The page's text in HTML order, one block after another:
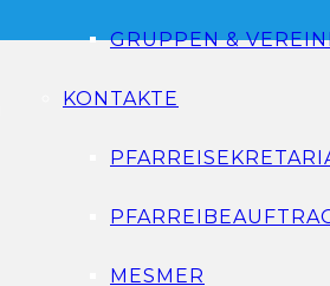
GRUPPEN &
KONTAKTE
MESMER